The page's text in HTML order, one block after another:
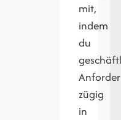
mit,
indem
du
zügig
in